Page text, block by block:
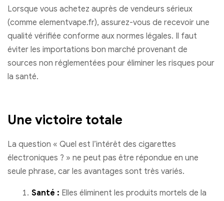
Lorsque vous achetez auprès de vendeurs sérieux
(comme elementvape.fr), assurez-vous de recevoir une
qualité vérifiée conforme aux normes légales. Il faut
éviter les importations bon marché provenant de
sources non réglementées pour éliminer les risques pour
la santé.
Une victoire totale
La question « Quel est l’intérêt des cigarettes
électroniques ? » ne peut pas être répondue en une
seule phrase, car les avantages sont très variés.
Santé : Elles éliminent les produits mortels de la